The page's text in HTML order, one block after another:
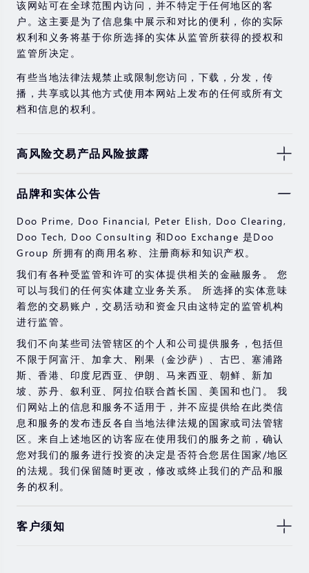
该网站可在全球范围内访问，并不特定于任何地区的客
户。这主要是为了信息集中展示和对比的便利，你的实际
权利和义务将基于你所选择的实体从监管所获得的授权和
监管所决定。
有些当地法律法规禁止或限制您访问，下载，分发，传
播，共享或以其他方式使用本网站上发布的任何或所有文
档和信息的权利。
高风险交易产品风险披露
券，期货，差价合约和其他金融产品交易涉及高风险，可
过去的投资表现并不代表其未来的表现。
在与我们进行任何交易之前，请确保您完全了解使用相应
金融工具进行交易的风险。 如果您不了解此处说明的风
险，则应寻求独立的专业建议。
品牌和实体公告
Doo Prime, Doo Financial, Peter Elish, Doo Clearing,
Doo Tech, Doo Consulting 和Doo Exchange 是Doo
Group 所拥有的商用名称、注册商标和知识产权。
我们有各种受监管和许可的实体提供相关的金融服务。 您
可以与我们的任何实体建立业务关系。 所选择的实体意味
着您的交易账户，交易活动和资金只由这特定的监管机构
进行监管。
我们不向某些司法管辖区的个人和公司提供服务，包括但
不限于阿富汗、加拿大、刚果（金沙萨）、古巴、塞浦路
斯、香港、印度尼西亚、伊朗、马来西亚、朝鲜、新加
坡、苏丹、叙利亚、阿拉伯联合酋长国、美国和也门。 我
们网站上的信息和服务不适用于，并不应提供给在此类信
息和服务的发布违反各自当地法律法规的国家或司法管辖
区。来自上述地区的访客应在使用我们的服务之前，确认
您对我们的服务进行投资的决定是否符合您居住国家/地区
的法规。我们保留随时更改，修改或终止我们的产品和服
务的权利。
客户须知